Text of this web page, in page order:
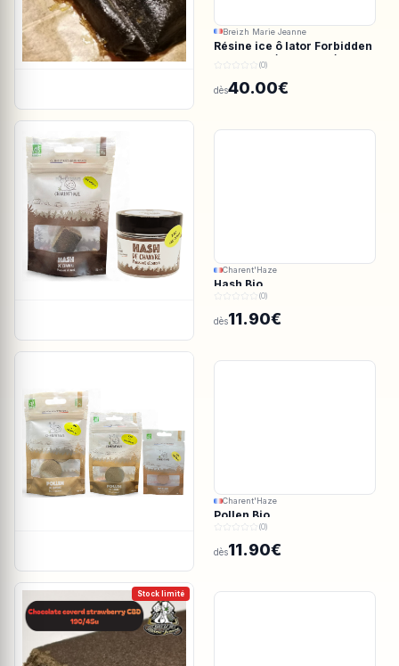
Breizh Marie Jeanne
Résine ice ô lator Forbidden
valley CBD/CBDV 190/73u
(0)
dès40.00€
Charent'Haze
Hash Bio
(0)
dès11.90€
Charent'Haze
Pollen Bio
(0)
dès11.90€
Stock limité